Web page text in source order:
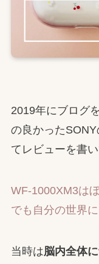
2019年にブログ
の良かった
てレビューを書い
WF-1000XM3は
でも自分の世界に
当時は脳内全体